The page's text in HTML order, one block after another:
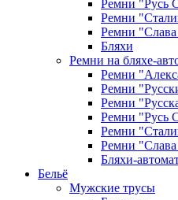
Ремни "Русь
Ремни
Ремни "Слава
Бляхи
Ремни на бляхе-
Ремни
Ремни
Ремни
Ремни "Русь
Ремни
Ремни "Слава
Бляхи-
Бельё
Мужские трусы